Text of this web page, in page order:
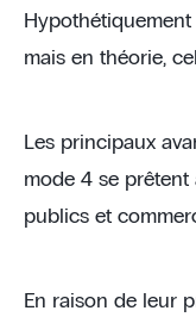
mais en théorie,
Les principaux
mode 4 se
publics et
En raison de leur